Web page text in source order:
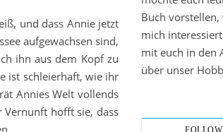
und dass Annie jetzt
aufgewachsen sind,
ihn aus dem Kopf zu
ist schleierhaft, wie ihr
Annies Welt vollends
Vernunft hofft sie, dass
Buch vorstellen,
mich
mit euch in den
über unser